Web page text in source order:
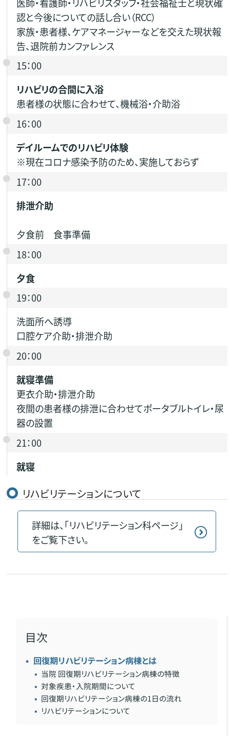
認と今後についての話し合い（RCC）
家族・患者様、ケアマネージャーなどを交えた現状報
告、退院前カンファレンス
15：00
リハビリの合間に入浴
患者様の状態に合わせて、機械浴・介助浴
16：00
デイルームでのリハビリ体験
※現在コロナ感染予防のため、実施しておらず
17：00
排泄介助
夕食前 食事準備
18：00
夕食
19：00
洗面所へ誘導
口腔ケア介助・排泄介助
20：00
就寝準備
更衣介助・排泄介助
夜間の患者様の排泄に合わせてポータブルトイレ・尿
器の設置
21：00
就寝
リハビリテーションについて
詳細は、「リハビリテーション科ページ」
をご覧下さい。
目次
回復期リハビリテーション病棟とは
当院 回復期リハビリテーション病棟の特徴
対象疾患・入院期間について
回復期リハビリテーション病棟の1日の流れ
リハビリテーションについて